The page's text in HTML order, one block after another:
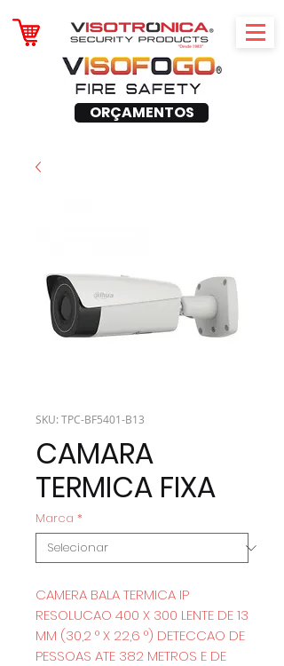
ORÇAMENTOS
SKU: TPC-BF5401-B13
CAMARA
TERMICA FIXA
Marca *
CAMERA BALA TERMICA IP
RESOLUCAO 400 X 300 LENTE DE 13
MM (30,2 ° X 22,6 °) DETECCAO DE
PESSOAS ATE 382 METROS E DE